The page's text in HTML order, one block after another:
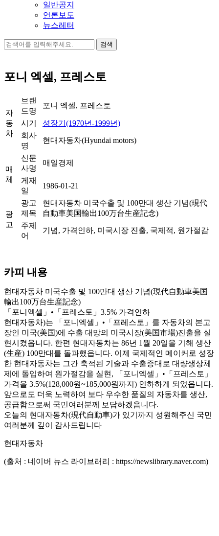
일반공지
언론보도
뉴스레터
검
포니 엑셀, 프레스토
자
동
차
브랜
드명
포니 엑셀, 프레스토
시기
성장기(1970년-1999년)
회사
명
현대자동차(Hyundai motors)
매
체
신문
사명
매일경제
게재
일
1986-01-21
광
고
광고
제목
현대자동차 미국수출 및 100만대 생산 기념(現代
自動車美国輸出100万台生産記念)
주제
어
기념, 가격인하, 미국시장 진출, 국제적, 원가절감
카피 내용
현대자동차 미국수출 및 100만대 생산 기념(現代自動車美国
輸出100万台生産記念)
「포니엑셀」•「프레스토」3.5% 가격인하
현대자동차)는 「포니엑셀」•「프레스토」를 자동차의 본고
장인 미국(美国)에 수출 대망의 미국시장(美国市場)진출을 실
현시켰읍니다. 한편 현대자동차는 86년 1월 20일을 기해 생산
(生産) 100만대를 돌파했읍니다. 이제 국제적인 메이커로 성장
한 현대자동차는 그간 축적된 기술과 수출증대로 대량생상체
제에 돌입하여 원가절감을 실현, 「포니엑셀」•「프레스토」
가격을 3.5%(128,000원~185,000원까지) 인하하게 되었읍니다.
앞으로도 더욱 노력하여 보다 우수한 품질의 자동차를 생산,
공급함으로써 국민여러분께 보답하겠읍니다.
오늘의 현대자동차(現代自動車)가 있기까지 성원해주신 국민
여러분께 깊이 감사드립니다
현대자동차
(출처 : 네이버 뉴스 라이브러리 : https://newslibrary.naver.com)